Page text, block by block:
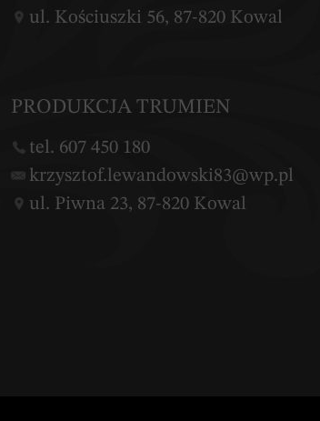
ul. Kościuszki 56, 87-820 Kowal
PRODUKCJA TRUMIEN
tel. 607 450 180
krzysztof.lewandowski83@wp.pl
ul. Piwna 23, 87-820 Kowal